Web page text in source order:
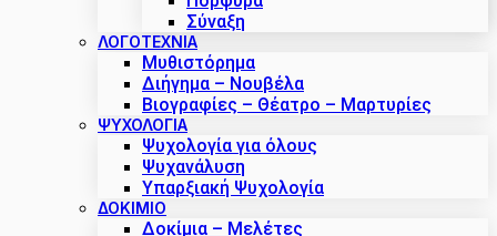
Σύναξη
ΛΟΓΟΤΕΧΝΙΑ
Μυθιστόρημα
Διήγημα – Νουβέλα
Βιογραφίες – Θέατρο – Μαρτυρίες
ΨΥΧΟΛΟΓΙΑ
Ψυχολογία για όλους
Ψυχανάλυση
Υπαρξιακή Ψυχολογία
ΔΟΚΊΜΙΟ
Δοκίμια – Μελέτες